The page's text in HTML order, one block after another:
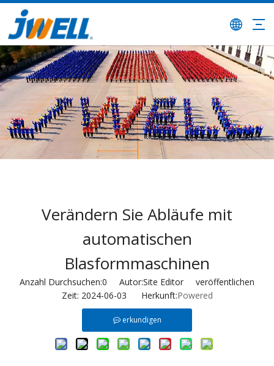
Verändern Sie Abläufe mit
automatischen
Blasformmaschinen
Anzahl Durchsuchen:0 Autor:Site Editor veröffentlichen
Zeit: 2024-06-03 Herkunft:Powered
erkundigen